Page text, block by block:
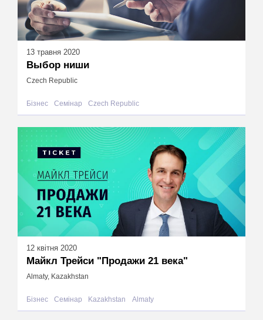
13 травня 2020
Выбор ниши
Czech Republic
Бізнес Семінар Czech Republic
12 квітня 2020
Майкл Трейси "Продажи 21 века"
Almaty, Kazakhstan
Бізнес Семінар Kazakhstan Almaty